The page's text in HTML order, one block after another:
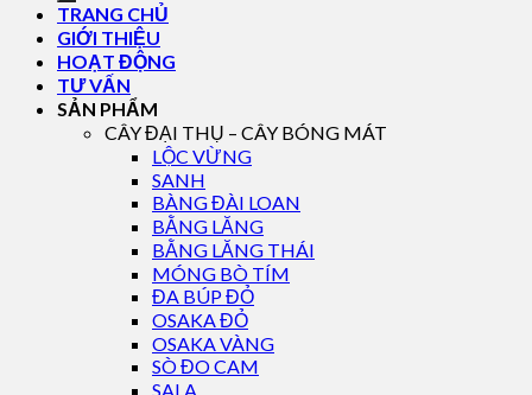
TRANG CHỦ
GIỚI THIỆU
HOẠT ĐỘNG
TƯ VẤN
SẢN PHẨM
CÂY ĐẠI THỤ – CÂY BÓNG MÁT
LỘC VỪNG
SANH
BÀNG ĐÀI LOAN
BẰNG LĂNG
BẰNG LĂNG THÁI
MÓNG BÒ TÍM
ĐA BÚP ĐỎ
OSAKA ĐỎ
OSAKA VÀNG
SÒ ĐO CAM
SALA